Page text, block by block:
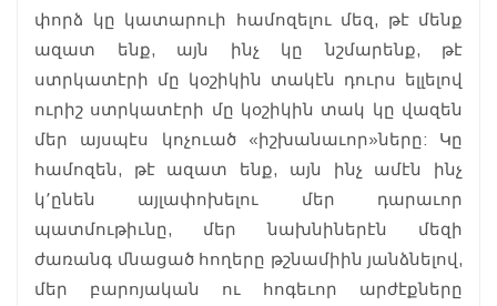
փորձ կը կատարուի համոզելու մեզ, թէ մենք
ազատ ենք, այն ինչ կը նշմարենք, թէ
ստրկատէրի մը կօշիկին տակէն դուրս ելլելով
ուրիշ ստրկատէրի մը կօշիկին տակ կը վազեն
մեր այսպէս կոչուած «իշխանաւոր»ները: Կը
համոզեն, թէ ազատ ենք, այն ինչ ամէն ինչ
կ՚ընեն այլափոխելու մեր դարաւոր
պատմութիւնը, մեր նախնիներէն մեզի
ժառանգ մնացած հողերը թշնամիին յանձնելով,
մեր բարոյական ու հոգեւոր արժէքները